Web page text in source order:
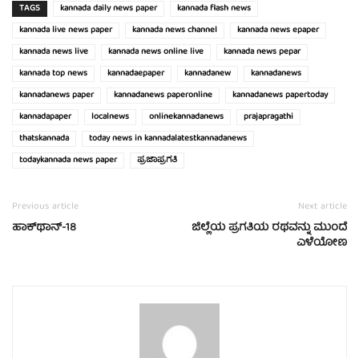
TAGS kannada daily news paper
kannada flash news
kannada live news paper
kannada news channel
kannada news epaper
kannada news live
kannada news online live
kannada news pepar
kannada top news
kannadaepaper kannadanew
kannadanews
kannadanews paper
kannadanews paperonline
kannadanews papertoday
kannadapaper
localnews onlinekannadanews
prajapragathi
thatskannada
today news in kannadalatestkannadanews
todaykannada news paper
ಪ್ರಜಾಪ್ರಗತಿ
Previous article
ಹಾಕ್‍ಥಾನ್-18
Next article
ಜಿಲ್ಲೆಯ ಪ್ರಗತಿಯ ರಥವನ್ನು ಮುಂದೆ
ಎಳೆಯೋಣ